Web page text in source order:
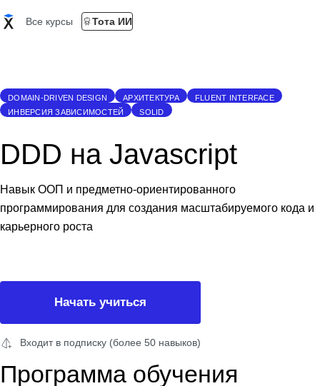
Все курсы Тота ИИ
DOMAIN-DRIVEN DESIGN АРХИТЕКТУРА
FLUENT INTERFACE
ИНВЕРСИЯ ЗАВИСИМОСТЕЙ
SOLID
DDD на Javascript
Навык ООП и предметно-ориентированного
программирования для создания масштабируемого кода и
карьерного роста
Начать учиться
Входит в подписку (более 50 навыков)
Программа обучения